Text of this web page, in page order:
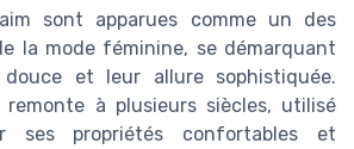
sont apparues comme un des
la mode féminine, se démarquant
et leur allure sophistiquée.
remonte à plusieurs siècles, utilisé
ses propriétés confortables et